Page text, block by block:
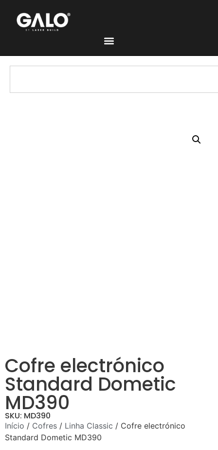
Cofre electrónico
Standard Dometic
MD390
SKU: MD390
Início / Cofres / Linha Classic / Cofre electrónico
Standard Dometic MD390